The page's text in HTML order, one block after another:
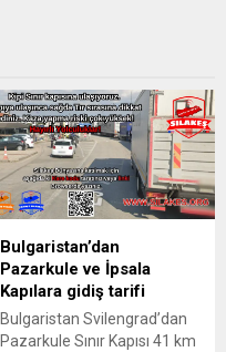
Bulgaristan’dan
Pazarkule ve İpsala
Kapılara gidiş tarifi
Bulgaristan Svilengrad’dan
Pazarkule Sınır Kapısı 41 km